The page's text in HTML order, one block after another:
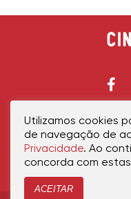
Início Política de
Utilizamos cookies
de navegação de
Privacidade. Ao
concorda com
ACEITAR